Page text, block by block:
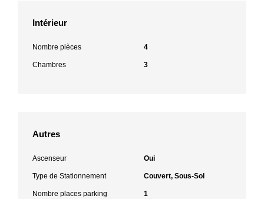
Intérieur
Nombre pièces 4
Chambres 3
Autres
Ascenseur Oui
Type de Stationnement Couvert, Sous-Sol
Nombre places parking 1